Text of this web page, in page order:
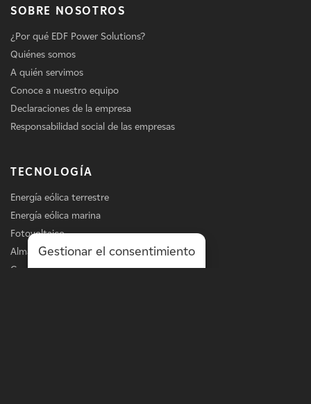
SOBRE NOSOTROS
¿Por qué EDF Power Solutions?
Quiénes somos
A quién servimos
Conoce a nuestro equipo
Declaraciones de la empresa
Responsabilidad social de las empresas
TECNOLOGÍA
Energía eólica terrestre
Energía eólica marina
Fotovoltaico
Almacenamiento
Carga de vehículos eléctricos
Gestionar el consentimiento